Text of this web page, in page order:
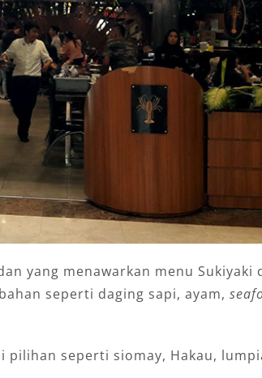
yang menawarkan menu Sukiyaki
seperti daging sapi, ayam,
pilihan seperti siomay, Hakau,